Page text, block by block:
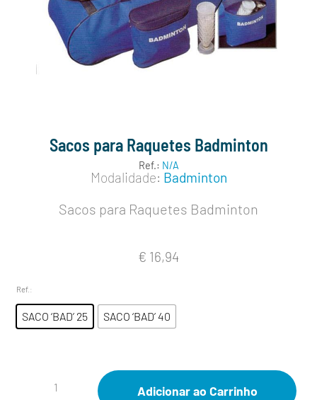
Sacos para Raquetes Badminton
Ref.: N/A
Modalidade: Badminton
Sacos para Raquetes Badminton
€ 16,94
Ref. :
SACO ‘BAD’ 25 SACO ‘BAD’ 40
Adicionar ao Carrinho